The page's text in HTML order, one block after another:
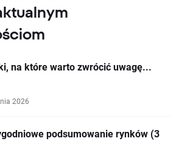
na które warto zwrócić uwagę...
2026
podsumowanie rynków (3